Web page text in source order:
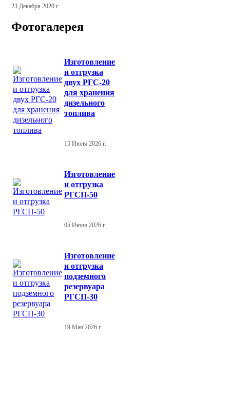
23 Декабря 2020 г.
Фотогалерея
Изготовление
и отгрузка
двух РГС-20
для хранения
дизельного
топлива
15 Июля 2026 г.
Изготовление
и отгрузка
РГСП-50
05 Июня 2026 г.
Изготовление
и отгрузка
подземного
резервуара
РГСП-30
19 Мая 2026 г.